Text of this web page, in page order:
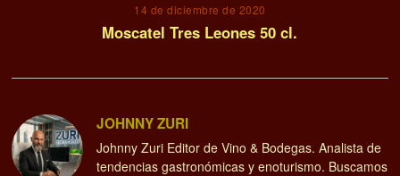
14 de diciembre de 2020
Moscatel Tres Leones 50 cl.
JOHNNY ZURI
Johnny Zuri Editor de Vino & Bodegas. Analista de
tendencias gastronómicas y enoturismo. Buscamos